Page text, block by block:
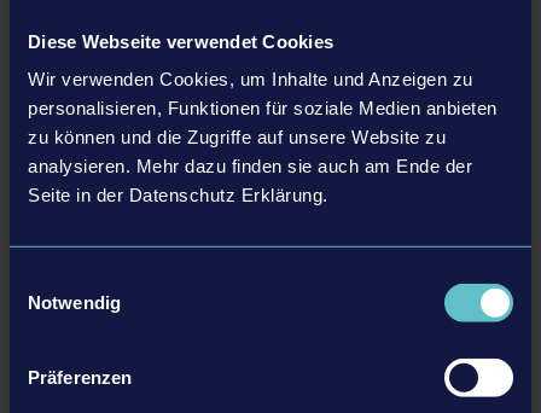
Diese Webseite verwendet Cookies
Wir verwenden Cookies, um Inhalte und Anzeigen zu
personalisieren, Funktionen für soziale Medien anbieten
zu können und die Zugriffe auf unsere Website zu
analysieren. Mehr dazu finden sie auch am Ende der
Seite in der Datenschutz Erklärung.
Notwendig
Präferenzen
LIEBHERR PACK
ERFAHRE MEHR
DLC